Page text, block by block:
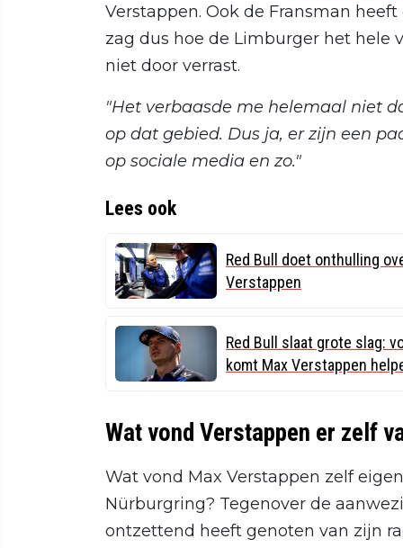
Verstappen. Ook de Fransman
zag dus hoe de Limburger het hele
niet door verrast.
"Het verbaasde me helemaal niet
op dat gebied. Dus ja, er zijn een
op sociale media en zo."
Lees ook
Red Bull doet onthulling
Verstappen
Red Bull slaat grote slag:
komt Max Verstappen
Wat vond Verstappen er zelf
Wat vond Max Verstappen zelf
Nürburgring? Tegenover de
ontzettend heeft genoten van zijn